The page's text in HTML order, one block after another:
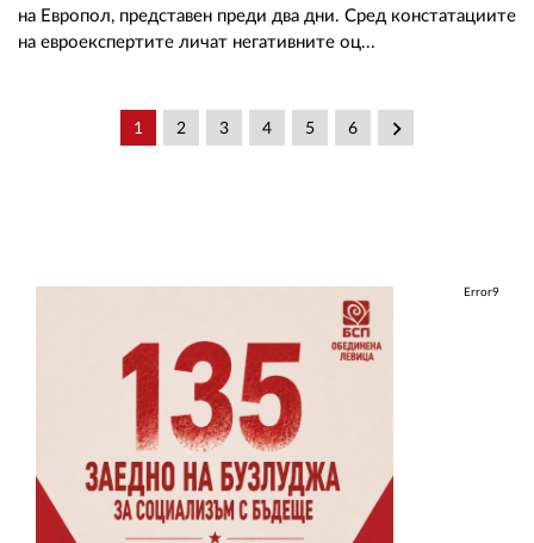
на Европол, представен преди два дни. Сред констатациите
на евроекспертите личат негативните оц...
1 2 3 4 5 6 keyboard_arrow_right
Error9